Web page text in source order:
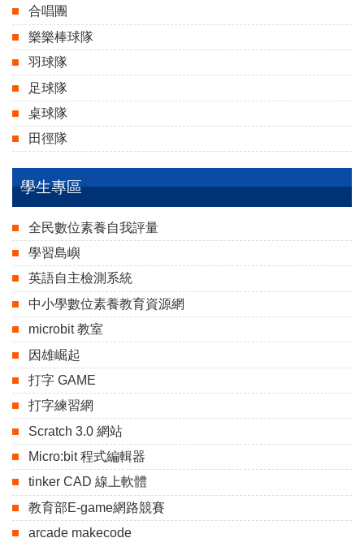
合唱團
樂樂棒球隊
羽球隊
足球隊
桌球隊
田徑隊
學生專區
全民數位素養自我評量
學習島嶼
英語自主檢測系統
中小學數位素養教育資源網
microbit 教室
因雄崛起
打字 GAME
打字練習網
Scratch 3.0 網站
Micro:bit 程式編輯器
tinker CAD 線上軟體
教育部E-game網路競賽
arcade makecode